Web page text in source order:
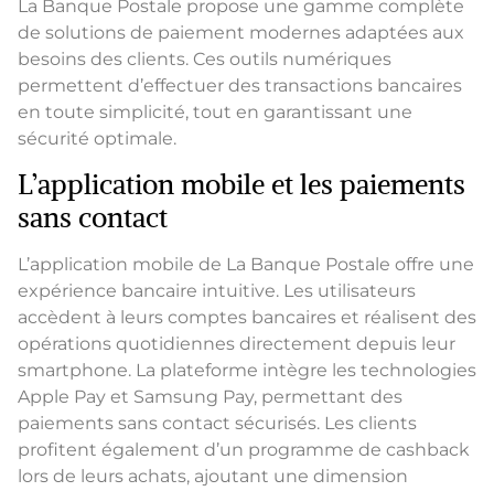
La Banque Postale propose une gamme complète
de solutions de paiement modernes adaptées aux
besoins des clients. Ces outils numériques
permettent d’effectuer des transactions bancaires
en toute simplicité, tout en garantissant une
sécurité optimale.
L’application mobile et les paiements
sans contact
L’application mobile de La Banque Postale offre une
expérience bancaire intuitive. Les utilisateurs
accèdent à leurs comptes bancaires et réalisent des
opérations quotidiennes directement depuis leur
smartphone. La plateforme intègre les technologies
Apple Pay et Samsung Pay, permettant des
paiements sans contact sécurisés. Les clients
profitent également d’un programme de cashback
lors de leurs achats, ajoutant une dimension